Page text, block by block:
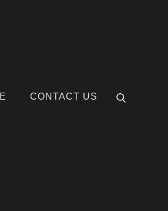
CONTACT US